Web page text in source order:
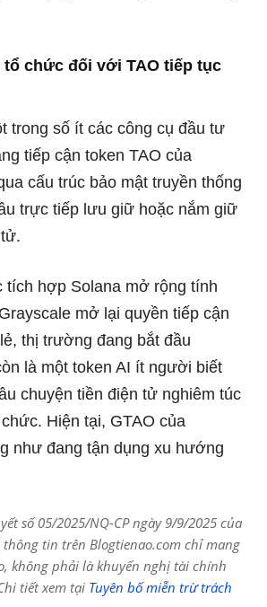
tổ chức đối với TAO tiếp tục
trong số ít các công cụ đầu tư
tiếp cận token TAO của
cấu trúc bảo mật truyền thống
trực tiếp lưu giữ hoặc nắm giữ
tích hợp Solana mở rộng tính
mở lại quyền tiếp cận
thị trường đang bắt đầu
là một token AI ít người biết
chuyện tiền điện tử nghiêm túc
Hiện tại, GTAO của
như đang tận dụng xu hướng
số 05/2025/NQ-CP ngày 9/9/2025 của
tin trên Blogtienao.com chỉ mang
không phải là khuyến nghị tài chính
tiết xem tại Tuyên bố miễn trừ trách